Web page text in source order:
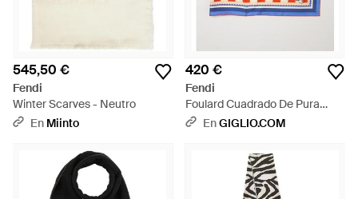
545,50 €
Fendi
Winter Scarves - Neutro
En Miinto
420 €
Fendi
Foulard Cuadrado De Pura
Seda Con Motivo De Rayas
EnGIGLIO.COM